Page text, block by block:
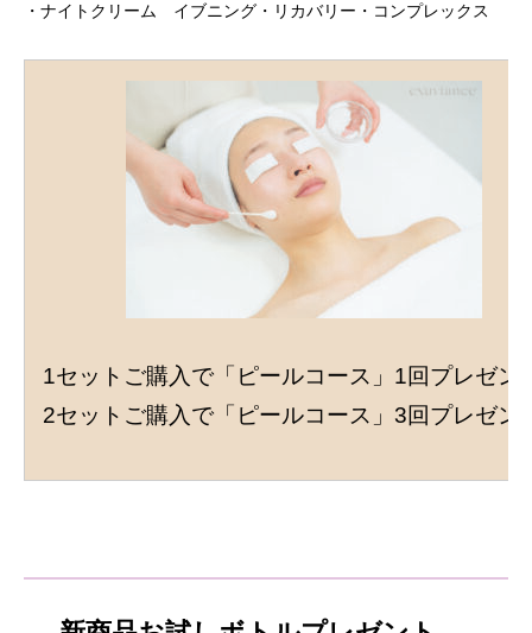
・ナイトクリーム イブニング・リカバリー・コンプレックス
1セットご購入で「ピールコース」1回プレゼ
2セットご購入で「ピールコース」3回プレゼ